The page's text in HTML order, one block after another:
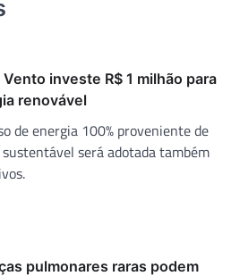
investe R$ 1 milhão para
renovável
de energia 100% proveniente de
será adotada também
pulmonares raras podem